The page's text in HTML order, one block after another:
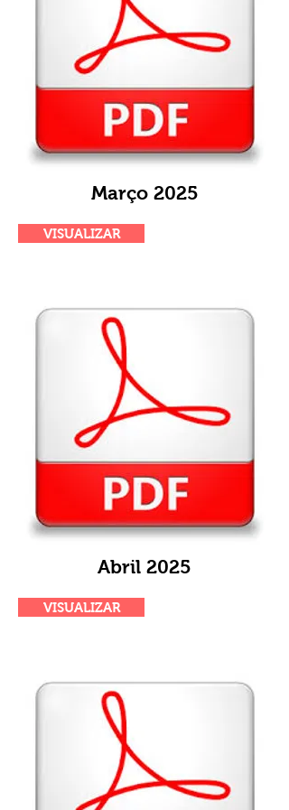
Março 2025
VISUALIZAR
Abril 2025
VISUALIZAR